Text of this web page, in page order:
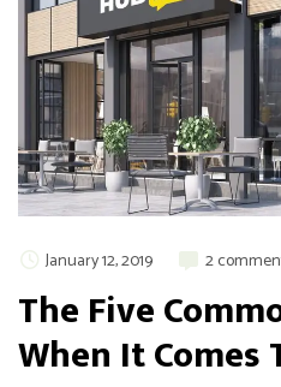
January 12, 2019 2
The Five
When It Comes